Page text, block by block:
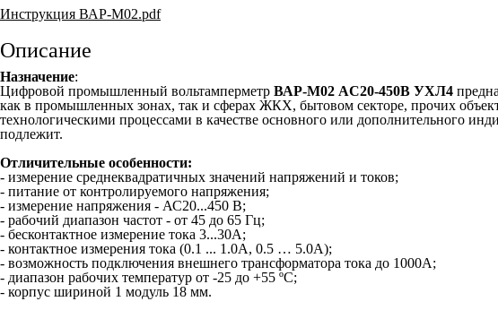
Инструкция ВАР-М02.pdf
Описание
Назначение:
Цифровой промышленный вольтамперметр ВАР-М02 AC20-450В УХЛ4
как в промышленных зонах, так и сферах ЖКХ, бытовом секторе, прочих
технологическими процессами в качестве основного или дополнительного
подлежит.
Отличительные особенности:
- измерение среднеквадратичных значений напряжений и токов;
- питание от контролируемого напряжения;
- измерение напряжения - АС20...450 В;
- рабочий диапазон частот - от 45 до 65 Гц;
- бесконтактное измерение тока 3...30А;
- контактное измерения тока (0.1 ... 1.0А, 0.5 … 5.0А);
- возможность подключения внешнего трансформатора тока до 1000А;
- диапазон рабочих температур от -25 до +55 ºС;
- корпус шириной 1 модуль 18 мм.